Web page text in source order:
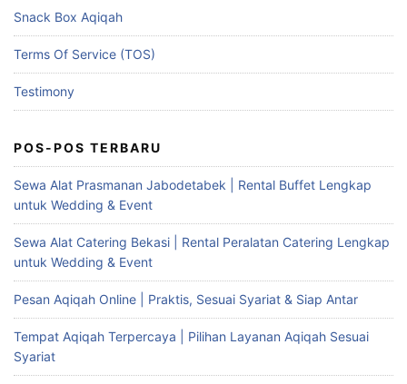
Snack Box Aqiqah
Terms Of Service (TOS)
Testimony
POS-POS TERBARU
Sewa Alat Prasmanan Jabodetabek | Rental Buffet Lengkap
untuk Wedding & Event
Sewa Alat Catering Bekasi | Rental Peralatan Catering Lengkap
untuk Wedding & Event
Pesan Aqiqah Online | Praktis, Sesuai Syariat & Siap Antar
Tempat Aqiqah Terpercaya | Pilihan Layanan Aqiqah Sesuai
Syariat